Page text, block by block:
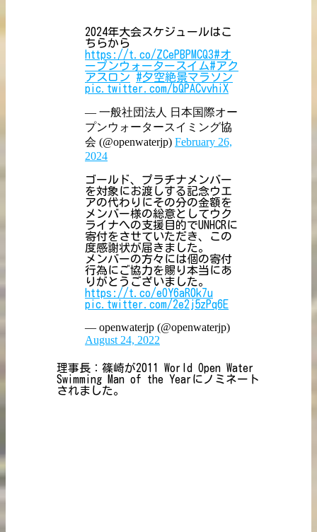
2024年大会スケジュールはこ
ちらから
https://t.co/ZCePBPMCQ3#オ
ープンウォータースイム#アク
アスロン
#夕空絶景マラソン
pic.twitter.com/bQPACvvhiX
— 一般社団法人 日本国際オー
プンウォータースイミング協
会 (@openwaterjp) February 26,
2024
ゴールド、プラチナメンバー
を対象にお渡しする記念ウエ
アの代わりにその分の金額を
メンバー様の総意としてウク
ライナへの支援目的でUNHCRに
寄付をさせていただき、この
度感謝状が届きました。
メンバーの方々には個の寄付
行為にご協力を賜り本当にあ
りがとうございました。
https://t.co/eOY6aR0k7u
pic.twitter.com/2e2j5zPq6E
— openwaterjp (@openwaterjp)
August 24, 2022
理事長：篠崎が2011 World Open Water
Swimming Man of the Yearにノミネート
されました。